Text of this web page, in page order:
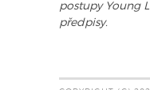
postupy Young
předpisy.